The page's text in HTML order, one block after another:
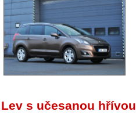
Lev s učesanou hřívou